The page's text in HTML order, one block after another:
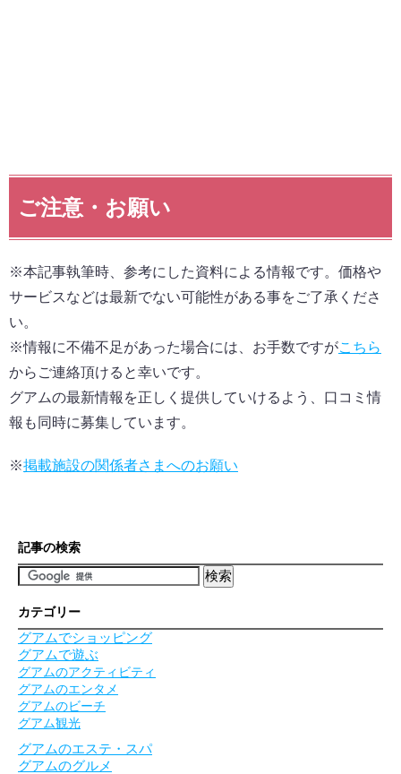
ご注意・お願い
※本記事執筆時、参考にした資料による情報です。価格や
サービスなどは最新でない可能性がある事をご了承くださ
い。
※情報に不備不足があった場合には、お手数ですがこちら
からご連絡頂けると幸いです。
グアムの最新情報を正しく提供していけるよう、口コミ情
報も同時に募集しています。
※掲載施設の関係者さまへのお願い
記事の検索
カテゴリー
グアムでショッピング
グアムで遊ぶ
グアムのアクティビティ
グアムのエンタメ
グアムのビーチ
グアム観光
グアムのエステ・スパ
グアムのグルメ